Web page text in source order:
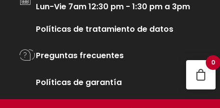
Lun-Vie 7am 12:30 pm - 1:30 pm a 3pm
Políticas de tratamiento de datos
Preguntas frecuentes
Políticas de garantía
0